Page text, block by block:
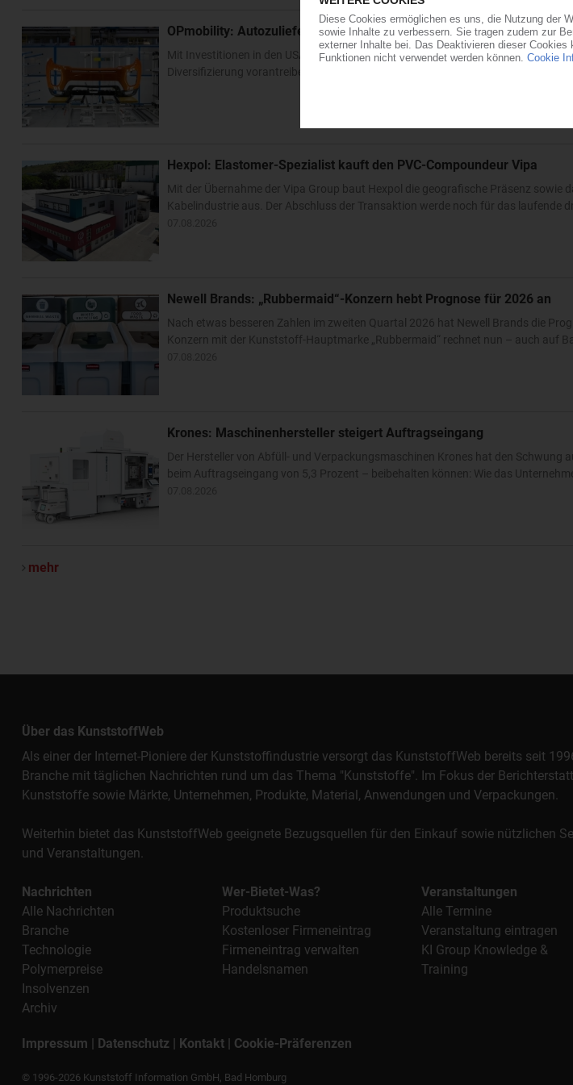
OPmobility: Autozulieferer verstärkt Präsenz in den USA und Asien
Mit Investitionen in den USA und Asien will der Automobilzulieferer OPmobility –
Diversifizierung vorantreiben. Im US-Bundesstaat Ohio errichtet der
Hexpol: Elastomer-Spezialist kauft den PVC-Compoundeur Vipa
Mit der Übernahme der Vipa Group baut Hexpol die geografische Präsenz sowie
Kabelindustrie aus. Der Abschluss der Transaktion werde noch für das laufende
Newell Brands: „Rubbermaid“-Konzern hebt Prognose für 2026 an
Nach etwas besseren Zahlen im zweiten Quartal 2026 hat Newell Brands die
Konzern mit der Kunststoff-Hauptmarke „Rubbermaid“ rechnet nun – auch auf
Krones: Maschinenhersteller steigert Auftragseingang
Der Hersteller von Abfüll- und Verpackungsmaschinen Krones hat den Schwung
beim Auftragseingang von 5,3 Prozent – beibehalten können: Wie das
mehr
Über das KunststoffWeb
Als einer der Internet-Pioniere der Kunststoffindustrie versorgt das KunststoffWeb bereits seit
Branche mit täglichen Nachrichten rund um das Thema "Kunststoffe". Im Fokus der
Kunststoffe sowie Märkte, Unternehmen, Produkte, Material, Anwendungen und Verpackungen.
Weiterhin bietet das KunststoffWeb geeignete Bezugsquellen für den Einkauf sowie nützlichen
und Veranstaltungen.
Nachrichten
Alle Nachrichten
Branche
Technologie
Polymerpreise
Insolvenzen
Archiv
Wer-Bietet-Was?
Produktsuche
Kostenloser Firmeneintrag
Firmeneintrag verwalten
Handelsnamen
Veranstaltungen
Alle Termine
Veranstaltung eintragen
KI Group Knowledge &
Training
Impressum | Datenschutz | Kontakt | Cookie-Präferenzen
© 1996-2026 Kunststoff Information GmbH, Bad Homburg